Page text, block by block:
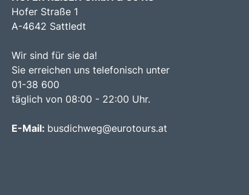
Hofer Straße 1
A-4642 Sattledt
Wir sind für sie da!
Sie erreichen uns telefonisch unter
01-38 600
täglich von 08:00 - 22:00 Uhr.
E-Mail: busdichweg@eurotours.at